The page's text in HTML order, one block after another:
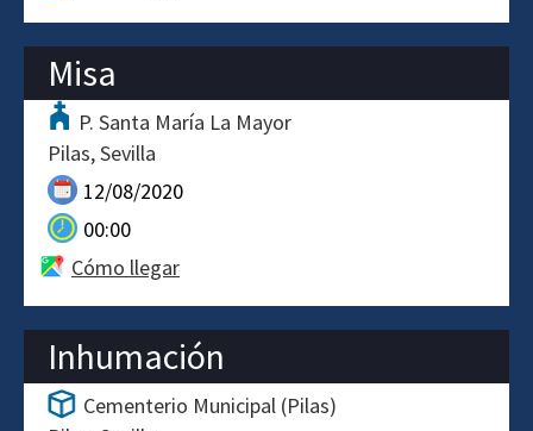
Misa
P. Santa María La Mayor
Pilas Sevilla
12/08/2020
00:00
Cómo llegar
Inhumación
Cementerio Municipal (Pilas)